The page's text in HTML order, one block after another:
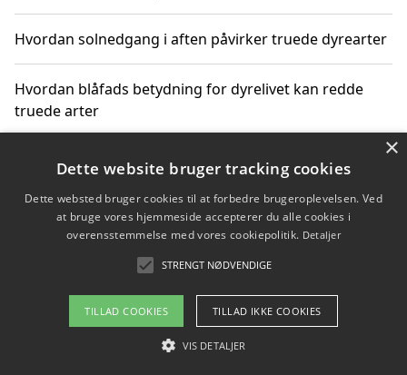
Hvordan solnedgang i aften påvirker truede dyrearter
Hvordan blåfads betydning for dyrelivet kan redde
truede arter
Hvordan kan gaver til unge voksne støtte bevarelsen
Copyright 2026 - Pilanto Aps
Om / kontakt
Blog Betingelser
×
Dette website bruger tracking cookies
Dette websted bruger cookies til at forbedre brugeroplevelsen. Ved
at bruge vores hjemmeside accepterer du alle cookies i
overensstemmelse med vores cookiepolitik. Detaljer
STRENGT NØDVENDIGE
TILLAD COOKIES TILLAD IKKE COOKIES
VIS DETALJER